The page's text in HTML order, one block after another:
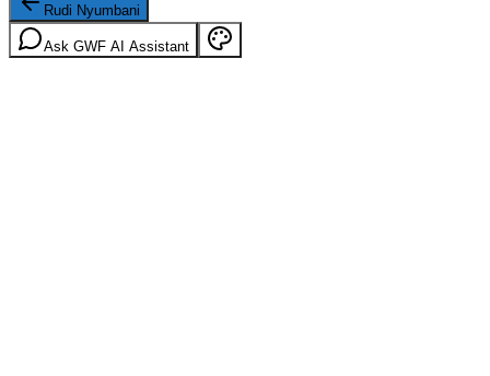
Rudi Nyumbani
Ask GWF AI Assistant